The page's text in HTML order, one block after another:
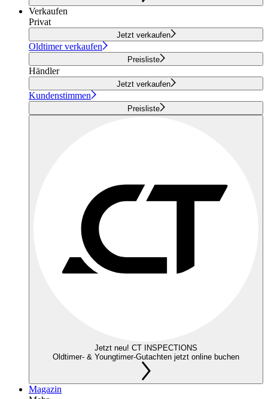
Verkaufen
Privat
Jetzt verkaufen
Oldtimer verkaufen
Preisliste
Händler
Jetzt verkaufen
Kundenstimmen
Preisliste
Jetzt neu! CT INSPECTIONS
Oldtimer- & Youngtimer-Gutachten jetzt online buchen
Magazin